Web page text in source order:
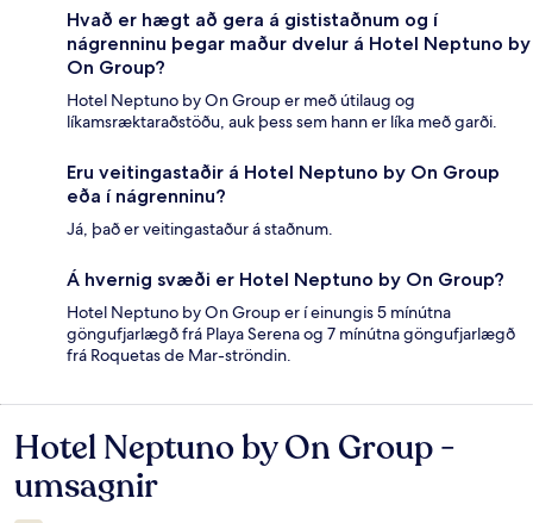
Hvað er hægt að gera á gististaðnum og í
nágrenninu þegar maður dvelur á Hotel Neptuno by
On Group?
Hotel Neptuno by On Group er með útilaug og
líkamsræktaraðstöðu, auk þess sem hann er líka með garði.
Eru veitingastaðir á Hotel Neptuno by On Group
eða í nágrenninu?
Já, það er veitingastaður á staðnum.
Á hvernig svæði er Hotel Neptuno by On Group?
Hotel Neptuno by On Group er í einungis 5 mínútna
göngufjarlægð frá Playa Serena og 7 mínútna göngufjarlægð
frá Roquetas de Mar-ströndin.
Umsagnir
Hotel Neptuno by On Group -
umsagnir